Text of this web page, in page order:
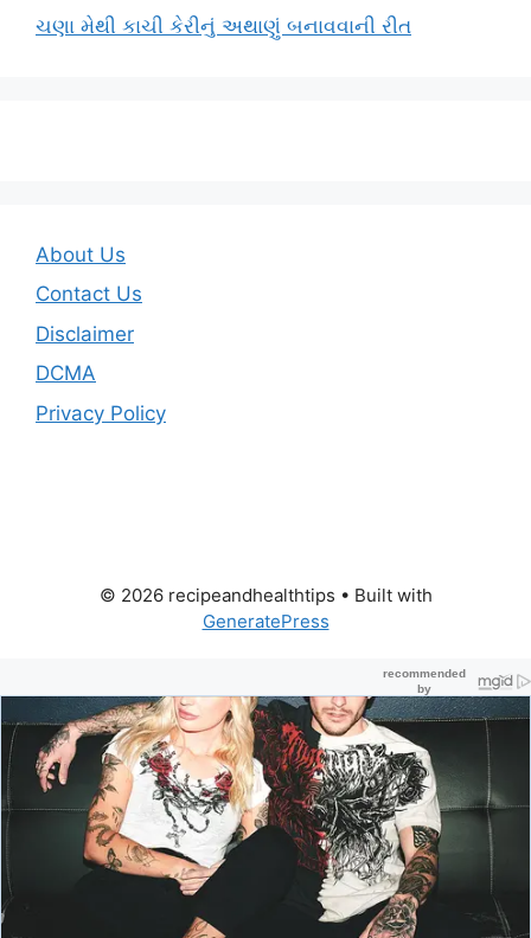
ચણા મેથી કાચી કેરીનું અથાણું બનાવવાની રીત
About Us
Contact Us
Disclaimer
DCMA
Privacy Policy
© 2026 recipeandhealthtips • Built with
GeneratePress